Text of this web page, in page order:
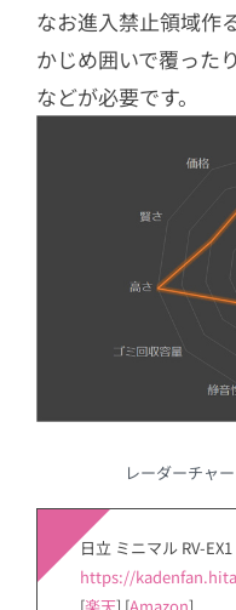
なお進入禁止領域作
かじめ囲いで覆った
などが必要です。
レーダーチャ
日立 ミニマル RV-EX1
https://
[楽天] [Amazon]